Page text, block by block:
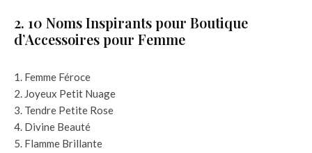
2. 10 Noms Inspirants pour Boutique
d’Accessoires pour Femme
Femme Féroce
Joyeux Petit Nuage
Tendre Petite Rose
Divine Beauté
Flamme Brillante